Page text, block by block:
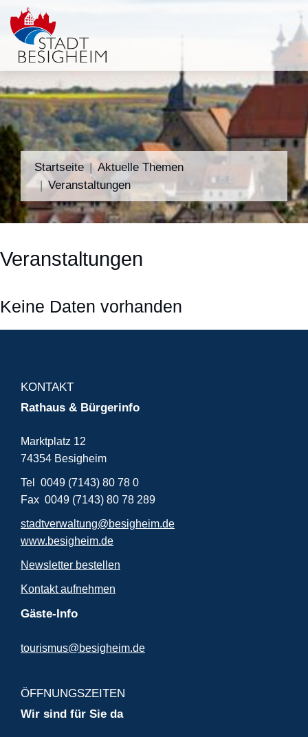
Startseite
Aktuelle Themen
Veranstaltungen
Veranstaltungen
Keine Daten vorhanden
KONTAKT
Rathaus & Bürgerinfo
Marktplatz 12
74354 Besigheim
Tel 0049 (7143) 80 78 0
Fax 0049 (7143) 80 78 289
stadtverwaltung@besigheim.de
www.besigheim.de
Newsletter bestellen
Kontakt aufnehmen
Gäste-Info
tourismus@besigheim.de
ÖFFNUNGSZEITEN
Wir sind für Sie da